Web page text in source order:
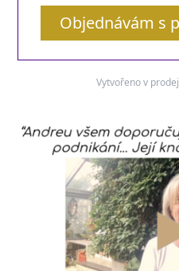
Objednávám s
Vytvořeno v